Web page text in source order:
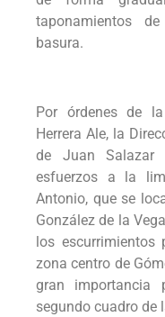
taponamientos
basura.
Por órdenes de
Herrera Ale, la
de Juan Salazar
esfuerzos a la
Antonio, que se
González de la
los
zona centro de
gran importancia
segundo cuadro de